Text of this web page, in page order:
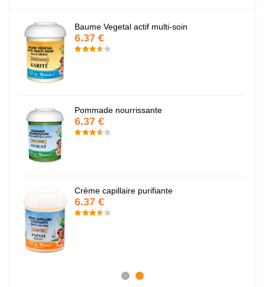
Baume Vegetal actif multi-soin
6.37 €
Pommade nourrissante
6.37 €
Crème capillaire purifiante
6.37 €